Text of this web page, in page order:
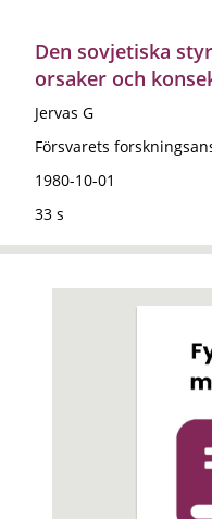
Den sovjetiska
orsaker och
Jervas G
Försvarets
1980-10-01
33 s